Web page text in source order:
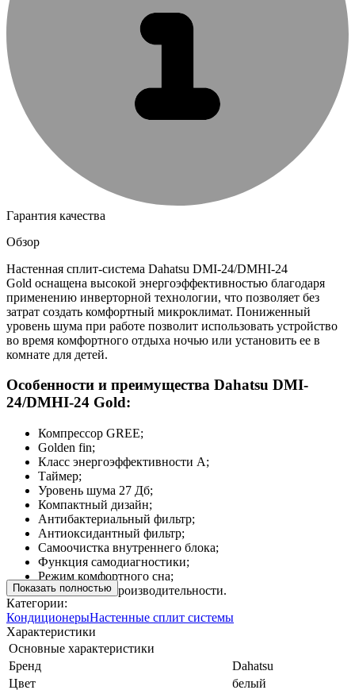
Гарантия качества
Обзор
Настенная сплит-система Dahatsu DMI-24/DMHI-24
Gold оснащена высокой энергоэффективностью благодаря
применению инверторной технологии, что позволяет без
затрат создать комфортный микроклимат. Пониженный
уровень шума при работе позволит использовать устройство
во время комфортного отдыха ночью или установить ее в
комнате для детей.
Особенности и преимущества Dahatsu DMI-
24/DMHI-24 Gold:
Компрессор GREE;
Golden fin;
Класс энергоэффективности А;
Таймер;
Уровень шума 27 Дб;
Компактный дизайн;
Антибактериальный фильтр;
Антиоксидантный фильтр;
Самоочистка внутреннего блока;
Функция самодиагностики;
Режим комфортного сна;
Режим Turbo производительности.
Показать полностью
Категории:
КондиционерыНастенные сплит системы
Характеристики
Основные характеристики
Бренд
Dahatsu
Цвет
белый